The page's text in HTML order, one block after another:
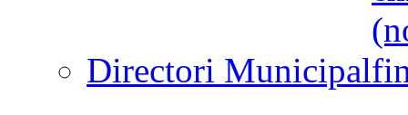
Directori Municipal